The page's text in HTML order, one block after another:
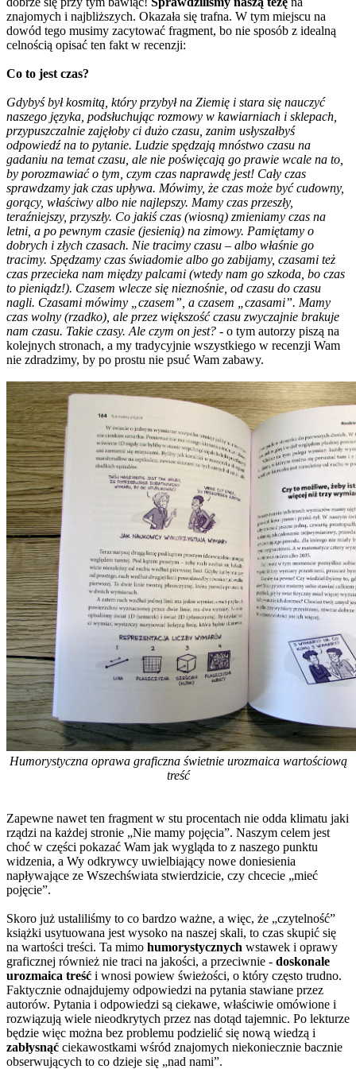
znajomych i najbliższych. Okazała się trafna. W tym miejscu na
dowód tego musimy zacytować fragment, bo nie sposób z idealną
celnością opisać ten fakt w recenzji:
Co to jest czas?
Gdybyś był kosmitą, który przybył na Ziemię i stara się nauczyć
naszego języka, podsłuchując rozmowy w kawiarniach i sklepach,
przypuszczalnie zajęłoby ci dużo czasu, zanim usłyszałbyś
odpowiedź na to pytanie. Ludzie spędzają mnóstwo czasu na
gadaniu na temat czasu, ale nie poświęcają go prawie wcale na to,
by porozmawiać o tym, czym czas naprawdę jest! Cały czas
sprawdzamy jak czas upływa. Mówimy, że czas może być cudowny,
gorący, właściwy albo nie najlepszy. Mamy czas przeszły,
teraźniejszy, przyszły. Co jakiś czas (wiosną) zmieniamy czas na
letni, a po pewnym czasie (jesienią) na zimowy. Pamiętamy o
dobrych i złych czasach. Nie tracimy czasu – albo właśnie go
tracimy. Spędzamy czas świadomie albo go zabijamy, czasami też
czas przecieka nam między palcami (wtedy nam go szkoda, bo czas
to pieniądz!). Czasem wlecze się nieznośnie, od czasu do czasu
nagli. Czasami mówimy „czasem”, a czasem „czasami”. Mamy
czas wolny (rzadko), ale przez większość czasu zwyczajnie brakuje
nam czasu. Takie czasy. Ale czym on jest? - o tym autorzy piszą na
kolejnych stronach, a my tradycyjnie wszystkiego w recenzji Wam
nie zdradzimy, by po prostu nie psuć Wam zabawy.
Humorystyczna oprawa graficzna świetnie urozmaica wartościową
treść
Zapewne nawet ten fragment w stu procentach nie odda klimatu jaki
rządzi na każdej stronie „Nie mamy pojęcia”. Naszym celem jest
choć w części pokazać Wam jak wygląda to z naszego punktu
widzenia, a Wy odkrywcy uwielbiający nowe doniesienia
napływające ze Wszechświata stwierdzicie, czy chcecie „mieć
pojęcie”.
Skoro już ustaliliśmy to co bardzo ważne, a więc, że „czytelność”
książki usytuowana jest wysoko na naszej skali, to czas skupić się
na wartości treści. Ta mimo humorystycznych wstawek i oprawy
graficznej również nie traci na jakości, a przeciwnie - doskonale
urozmaica treść i wnosi powiew świeżości, o który często trudno.
Faktycznie odnajdujemy odpowiedzi na pytania stawiane przez
autorów. Pytania i odpowiedzi są ciekawe, właściwie omówione i
rozwiązują wiele nieodkrytych przez nas dotąd tajemnic. Po lekturze
będzie więc można bez problemu podzielić się nową wiedzą i
zabłysnąć ciekawostkami wśród znajomych niekoniecznie bacznie
obserwujących to co dzieje się „nad nami”.